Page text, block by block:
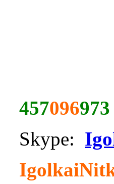
457096973
Skype: